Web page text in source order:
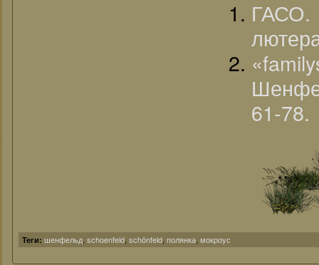
ГАСО.
61-78.
Теги: шенфельд schoenfeld schönfeld полянка мокроус